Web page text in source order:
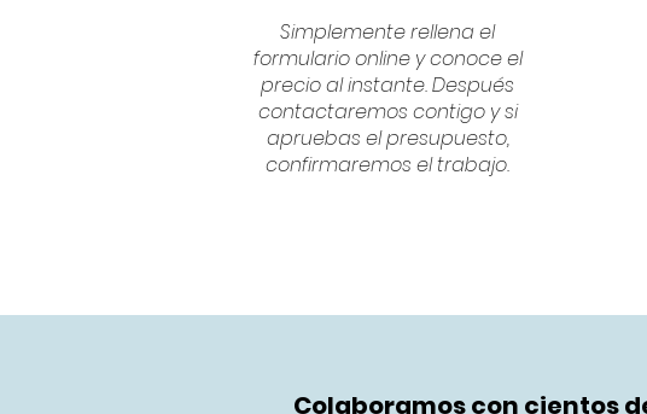
Simplemente rellena el
formulario online y conoce el
precio al instante. Después
contactaremos contigo y si
apruebas el presupuesto,
confirmaremos el trabajo.
Colaboramos con cientos